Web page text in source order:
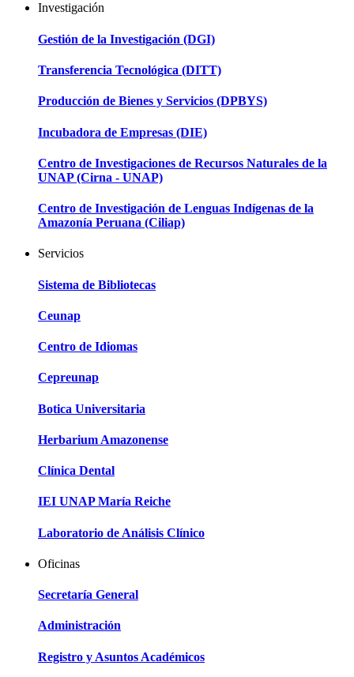
Investigación
Gestión de la Investigación (DGI)
Transferencia Tecnológica (DITT)
Producción de Bienes y Servicios (DPBYS)
Incubadora de Empresas (DIE)
Centro de Investigaciones de Recursos Naturales de la
UNAP (Cirna - UNAP)
Centro de Investigación de Lenguas Indígenas de la
Amazonía Peruana (Ciliap)
Servicios
Sistema de Bibliotecas
Ceunap
Centro de Idiomas
Cepreunap
Botica Universitaria
Herbarium Amazonense
Clínica Dental
IEI UNAP María Reiche
Laboratorio de Análisis Clínico
Oficinas
Secretaría General
Administración
Registro y Asuntos Académicos